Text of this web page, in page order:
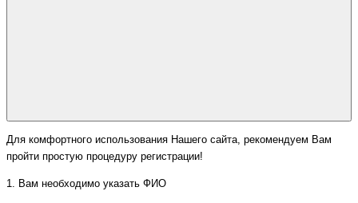
Для комфортного использования Нашего сайта, рекомендуем Вам
пройти простую процедуру регистрации!
1. Вам необходимо указать ФИО